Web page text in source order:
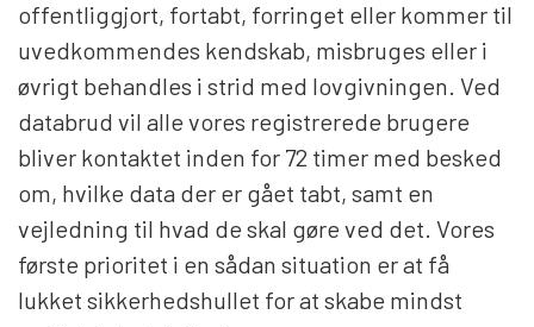
offentliggjort, fortabt, forringet eller kommer til
uvedkommendes kendskab, misbruges eller i
øvrigt behandles i strid med lovgivningen. Ved
databrud vil alle vores registrerede brugere
bliver kontaktet inden for 72 timer med besked
om, hvilke data der er gået tabt, samt en
vejledning til hvad de skal gøre ved det. Vores
første prioritet i en sådan situation er at få
lukket sikkerhedshullet for at skabe mindst